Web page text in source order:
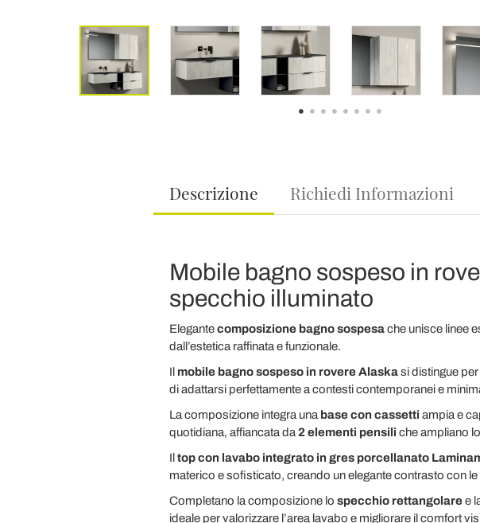
Descrizione Richiedi Informazioni
Mobile bagno sospeso in
specchio illuminato
Elegantecomposizione bagno sospesache unisce linee
dall’estetica raffinata e funzionale.
Il mobile bagno sospeso in rovere Alaskasi distingue per
di adattarsi perfettamente a contesti contemporanei e
La composizione integra una base con cassetti ampia e
quotidiana, affiancata da2 elementi pensili che ampliano
Il top con lavabo integrato in gres porcellanato
materico e sofisticato, creando un elegante contrasto con
Completano la composizione lo specchio rettangolaree
ideale per valorizzare l’area lavabo e migliorare il comfort